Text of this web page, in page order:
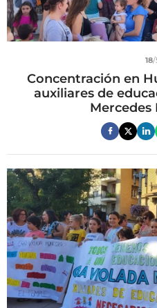
18/
Concentración en
auxiliares de
Mercedes